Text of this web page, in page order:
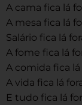
A cama fica lá
A mesa fica lá
Salário fica lá
A fome fica lá
A comida fica lá
A vida fica lá
E tudo fica lá